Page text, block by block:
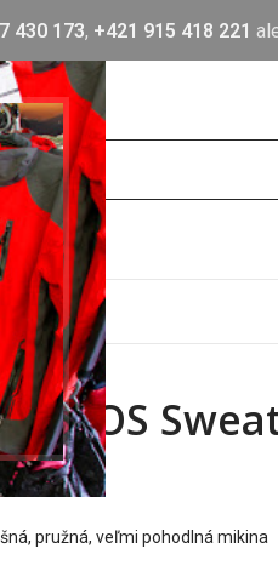
430 173, +421 915 418 221
€
pružná, veľmi pohodlná mikina